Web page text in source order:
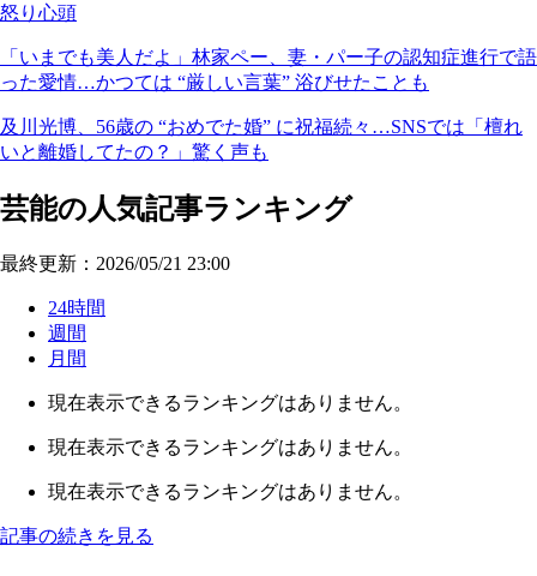
怒り心頭
「いまでも美人だよ」林家ペー、妻・パー子の認知症進行で語
った愛情…かつては “厳しい言葉” 浴びせたことも
及川光博、56歳の “おめでた婚” に祝福続々…SNSでは「檀れ
いと離婚してたの？」驚く声も
芸能の人気記事ランキング
最終更新：2026/05/21 23:00
24時間
週間
月間
現在表示できるランキングはありません。
現在表示できるランキングはありません。
現在表示できるランキングはありません。
記事の続きを見る